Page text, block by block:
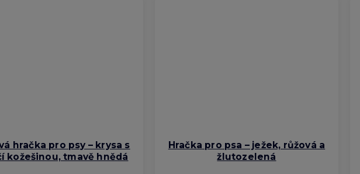
hračka pro psy – krysa s
kožešinou, tmavě hnědá
Hračka pro psa – ježek, růžová a
žlutozelená